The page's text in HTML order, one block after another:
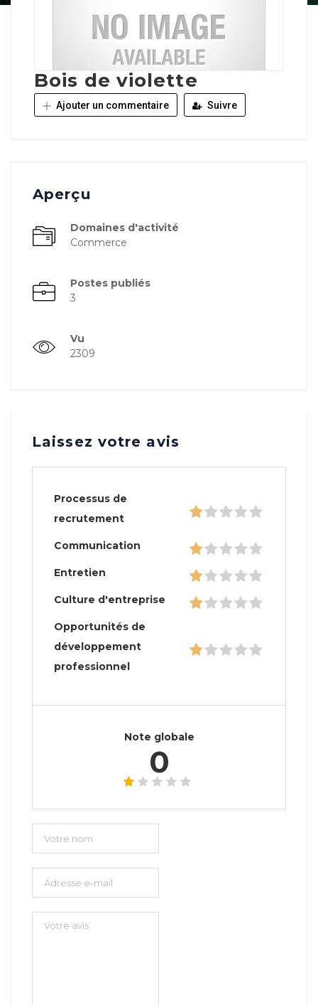
Bois de violette
Ajouter un commentaire Suivre
Aperçu
Domaines d'activité
Commerce
Postes publiés
3
Vu
2309
Laissez votre avis
Processus de
recrutement
Communication
Entretien
Culture d'entreprise
Opportunités de
développement
professionnel
Note globale
0